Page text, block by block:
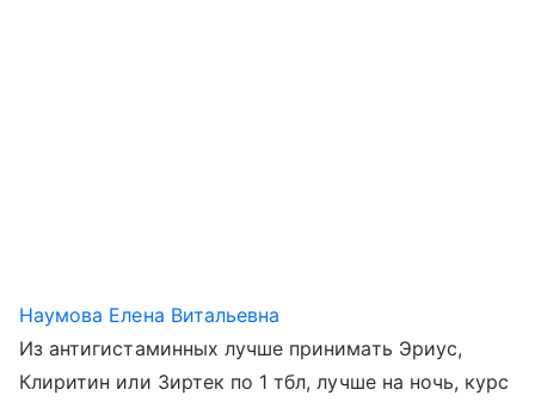
Наумова Елена Витальевна
Из антигистаминных лучше принимать Эриус,
Клиритин или Зиртек по 1 тбл, лучше на ночь, курс